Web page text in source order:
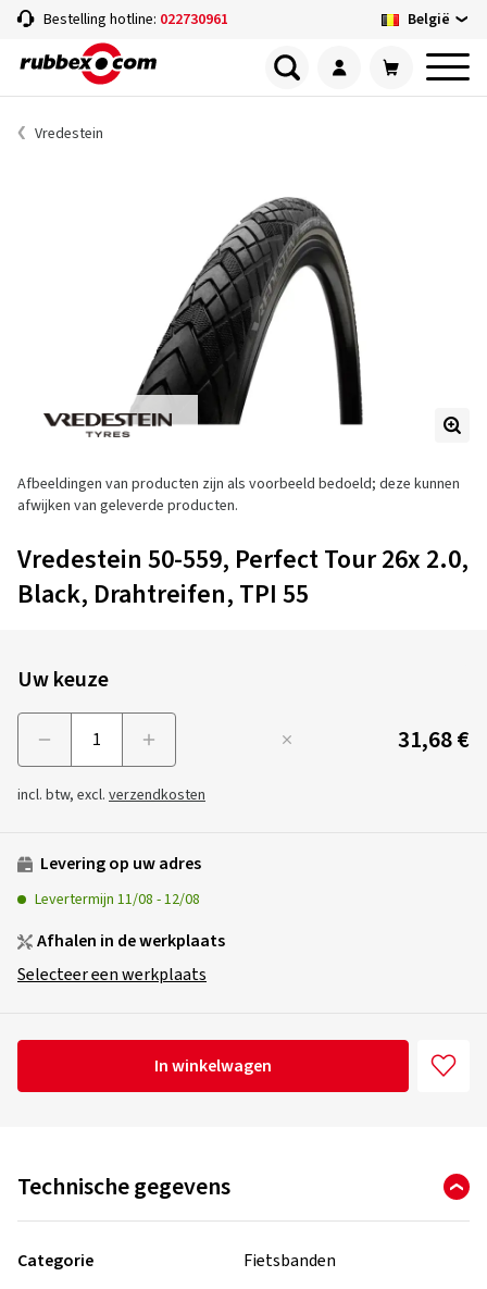
Bestelling hotline: 022730961 België
Vredestein
Afbeeldingen van producten zijn als voorbeeld bedoeld; deze kunnen
afwijken van geleverde producten.
Vredestein 50-559, Perfect Tour 26x 2.0,
Black, Drahtreifen, TPI 55
Uw keuze
31,68 €
incl. btw, excl. verzendkosten
Levering op uw adres
Levertermijn 11/08 -12/08
Afhalen in de werkplaats
Selecteer een werkplaats
In winkelwagen
Technische gegevens
Categorie
Fietsbanden